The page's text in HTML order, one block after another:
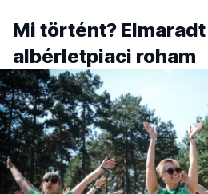
Mi történt?
albérletpiaci roham